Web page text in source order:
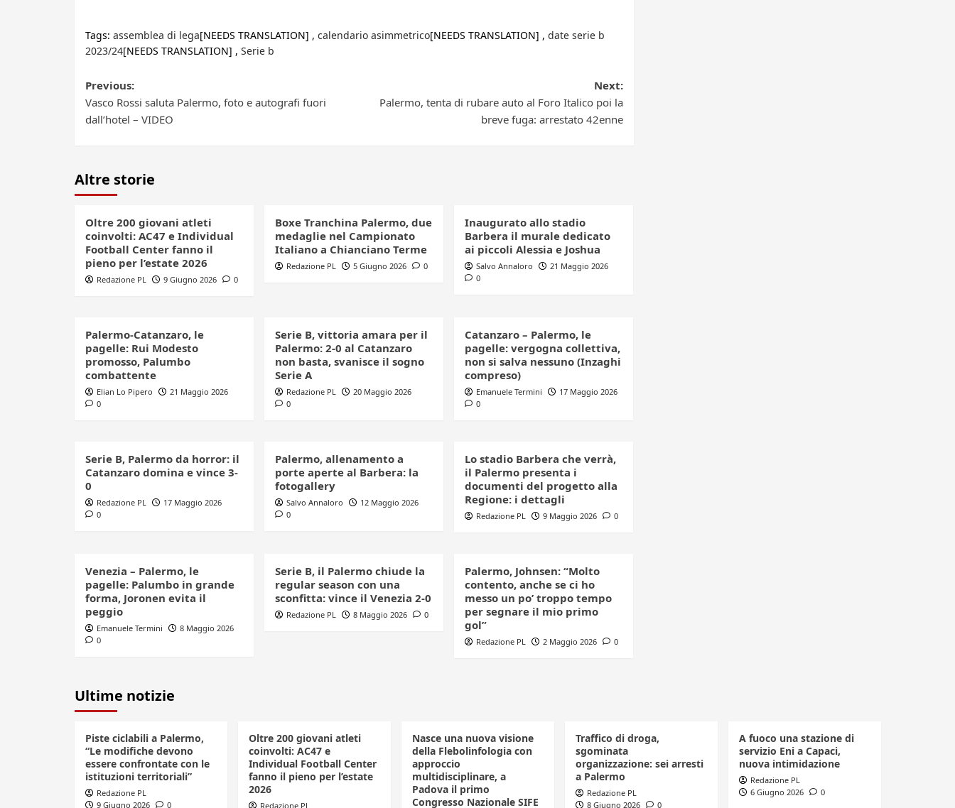
Tags: assemblea di lega[NEEDS TRANSLATION] , calendario asimmetrico[NEEDS TRANSLATION] , date serie b
2023/24[NEEDS TRANSLATION] , Serie b
Post
navigation
Previous:
Vasco Rossi saluta Palermo, foto e autografi fuori
dall’hotel – VIDEO
Next:
Palermo, tenta di rubare auto al Foro Italico poi la
breve fuga: arrestato 42enne
Altre storie
Oltre 200 giovani atleti
coinvolti: AC47 e Individual
Football Center fanno il
pieno per l’estate 2026
Redazione PL 9 Giugno 2026 0
Boxe Tranchina Palermo, due
medaglie nel Campionato
Italiano a Chianciano Terme
Redazione PL 5 Giugno 2026 0
Inaugurato allo stadio
Barbera il murale dedicato
ai piccoli Alessia e Joshua
Salvo Annaloro
21 Maggio 2026
0
Palermo-Catanzaro, le
pagelle: Rui Modesto
promosso, Palumbo
combattente
Elian Lo Pipero
21 Maggio 2026
0
Serie B, vittoria amara per il
Palermo: 2-0 al Catanzaro
non basta, svanisce il sogno
Serie A
Redazione PL
20 Maggio 2026
0
Catanzaro – Palermo, le
pagelle: vergogna collettiva,
non si salva nessuno (Inzaghi
compreso)
Emanuele Termini
17 Maggio 2026
0
Serie B, Palermo da horror: il
Catanzaro domina e vince 3-
0
Redazione PL
17 Maggio 2026
0
Palermo, allenamento a
porte aperte al Barbera: la
fotogallery
Salvo Annaloro
12 Maggio 2026
0
Lo stadio Barbera che verrà,
il Palermo presenta i
documenti del progetto alla
Regione: i dettagli
Redazione PL 9 Maggio 2026 0
Venezia – Palermo, le
pagelle: Palumbo in grande
forma, Joronen evita il
peggio
Emanuele Termini
8 Maggio 2026
0
Serie B, il Palermo chiude la
regular season con una
sconfitta: vince il Venezia 2-0
Redazione PL 8 Maggio 2026 0
Palermo, Johnsen: “Molto
contento, anche se ci ho
messo un po’ troppo tempo
per segnare il mio primo
gol”
Redazione PL 2 Maggio 2026 0
Ultime notizie
Piste ciclabili a Palermo,
“Le modifiche devono
essere confrontate con le
istituzioni territoriali”
Redazione PL
9 Giugno 2026
0
Oltre 200 giovani atleti
coinvolti: AC47 e
Individual Football Center
fanno il pieno per l’estate
2026
Redazione PL
Nasce una nuova visione
della Flebolinfologia con
approccio
multidisciplinare, a
Padova il primo
Congresso Nazionale SIFE
Traffico di droga,
sgominata
organizzazione: sei arresti
a Palermo
Redazione PL
8 Giugno 2026
0
A fuoco una stazione di
servizio Eni a Capaci,
nuova intimidazione
Redazione PL
6 Giugno 2026
0